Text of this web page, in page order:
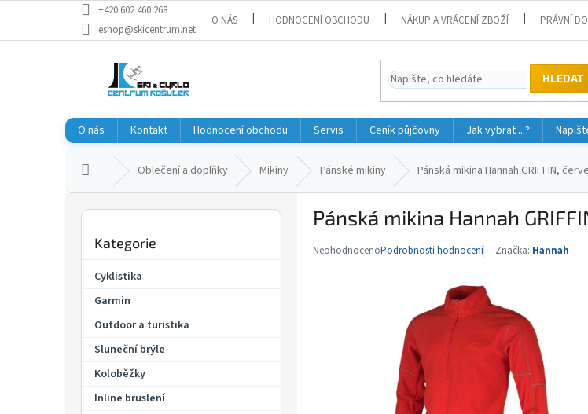
obsah
+420 602 460 268
eshop@skicentrum.net
O NÁS HODNOCENÍ OBCHODU NÁKUP A VRÁCENÍ ZBOŽÍ PRÁVNÍ
HLEDAT
O nás Kontakt Hodnocení obchodu Servis Ceník půjčovny Jak vybrat ...?
Domů Oblečení a doplňky Mikiny Pánské mikiny Pánská mikina Hannah GRIFFIN,
kategorie
Kategorie
Cyklistika
Garmin
Outdoor a turistika
Sluneční brýle
Koloběžky
Inline bruslení
Pánská mikina Hannah
Průměrné
NeohodnocenoPodrobnosti hodnocení Značka: Hannah